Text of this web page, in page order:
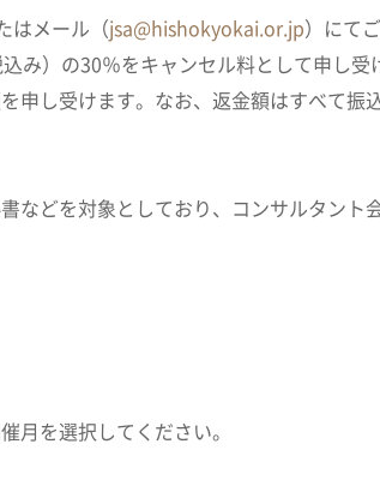
はメール（jsa@hishokyokai.or.jp）にて
み）の30％をキャンセル料として申し受
申し受けます。なお、返金額はすべて振
などを対象としており、コンサルタント
月を選択してください。